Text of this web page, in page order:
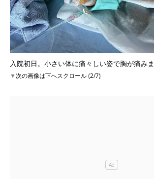
入院初日。小さい体に痛々しい姿で胸が痛みま
▼次の画像は下へスクロール (2/7)